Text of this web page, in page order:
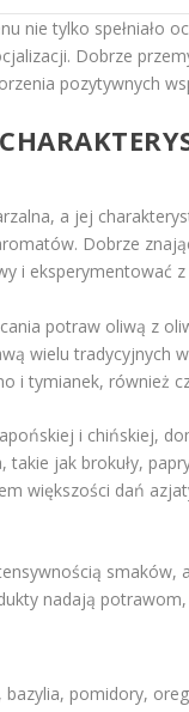
nie tylko spełniało
Dobrze
pozytywnych
a jej
Dobrze
i eksperymentować
potraw oliwą z
wielu tradycyjnych
i tymianek, również
i chińskiej,
takie jak brokuły,
większości dań
smaków,
nadają
bazylia, pomidory,